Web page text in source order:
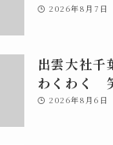
2026年8月7日
出雲大社
わくわく
2026年8月6日